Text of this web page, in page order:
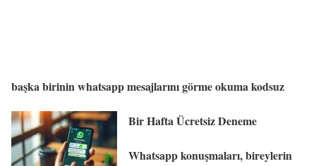
başka birinin whatsapp mesajlarını görme okuma kodsuz
Bir Hafta Ücretsiz Deneme
Whatsapp konuşmaları, bireylerin